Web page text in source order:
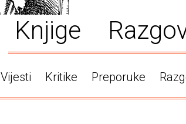
Knjige
Vijesti Kritike Preporuke